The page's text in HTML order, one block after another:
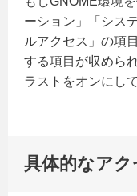
ーション」「シス
ルアクセス」の項
する項目が収めら
ラストをオンにし
具体的なア